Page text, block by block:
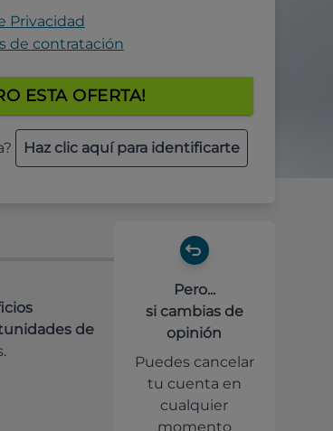
Privacidad
de contratación
ESTA OFERTA!
Haz clic aquí para identificarte
de
Pero...
si cambias de
opinión
Puedes cancelar
tu cuenta en
cualquier
momento